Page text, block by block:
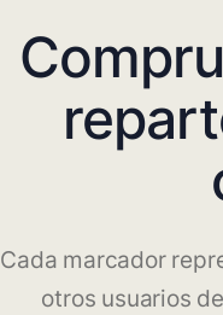
Cada marcador
otros usuarios